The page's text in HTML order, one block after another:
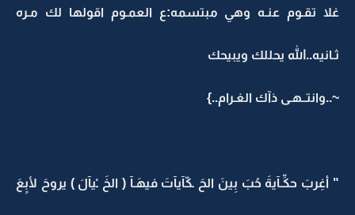
غلا تقـوم عنـه وهي مبتسمه:ع العمـوم اقولها لك مـره
ثـانيه..الله يحللك ويبيحك
~..وانتــهـى ذآك الغـرام..}
" أغِربَ حکِّـآيةَ حُبَ بِينَ الحَ ـکّآيآتَ فيهَـآ ( الخَ ـْيآلَ ) يروحَ لأبٍعَ